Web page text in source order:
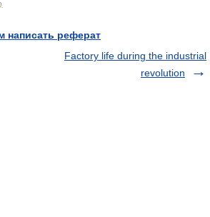
написать реферат
Factory life during the industrial
revolution